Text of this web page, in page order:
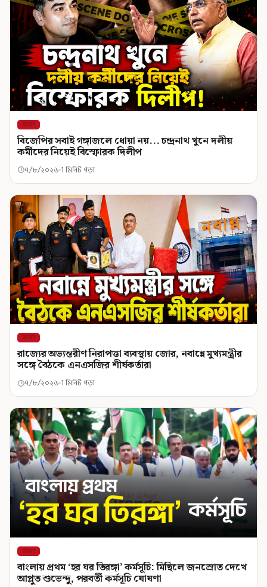
রাজ্য
বিজেপির সবাই গঙ্গাজলে ধোয়া নয়... চন্দ্রনাথ খুনে দলীয়
কর্মীদের নিয়েই বিস্ফোরক দিলীপ
৭/৮/২০২৬ 1 মিনিট পড়া
রাজ্য
রাজ্যের অভ্যন্তরীণ নিরাপত্তা ব্যবস্থায় জোর, নবান্নে মুখ্যমন্ত্রীর
সঙ্গে বৈঠকে এনএসজির শীর্ষকর্তারা
৭/৮/২০২৬ 1 মিনিট পড়া
রাজ্য
বাংলায় প্রথম ‘হর ঘর তিরঙ্গা’ কর্মসূচি: মিছিলে জনস্রোত দেখে
আপ্লুত শুভেন্দু, পরবর্তী কর্মসূচি ঘোষণা